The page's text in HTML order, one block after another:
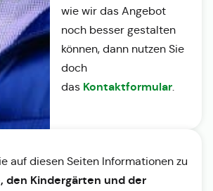
wie wir das Angebot
noch besser gestalten
können, dann nutzen Sie
doch
das Kontaktformular.
auf diesen Seiten Informationen zu
den Kindergärten und der